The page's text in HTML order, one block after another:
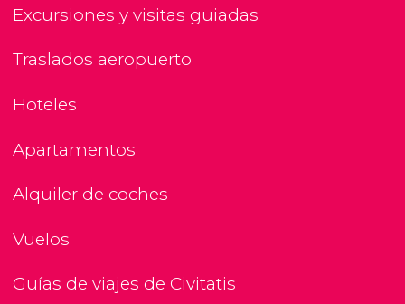
Excursiones y visitas guiadas
Traslados aeropuerto
Hoteles
Apartamentos
Alquiler de coches
Vuelos
Guías de viajes de Civitatis